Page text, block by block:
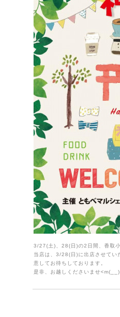
3/27(土)、28(日)の2日間、香取
当店は、3/28(日)に出店させてい
意してお待ちしております。
是非、お越しくださいませ